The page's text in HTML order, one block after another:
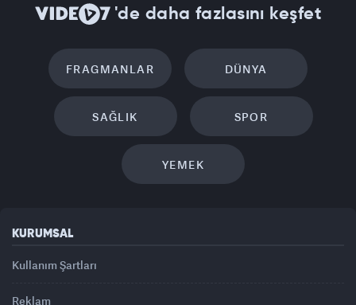
'de daha fazlasını keşfet
FRAGMANLAR DÜNYA
SAĞLIK SPOR
YEMEK
KURUMSAL
Kullanım Şartları
Reklam